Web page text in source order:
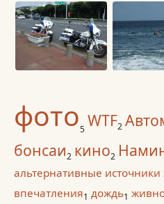
фото5 WTF2
бонсаи2 кино2
альтернативные источники
впечатления1 дождь1